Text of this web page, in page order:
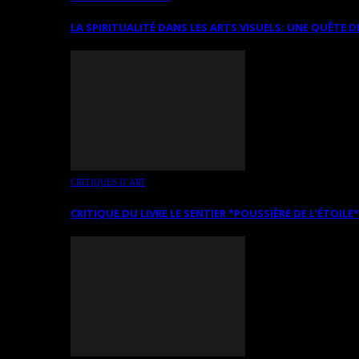
LA SPIRITUALITÉ DANS LES ARTS VISUELS: UNE QUÊTE
CRITIQUES D’ART
CRITIQUE DU LIVRE LE SENTIER *POUSSIÈRE DE L’ÉTOILE*